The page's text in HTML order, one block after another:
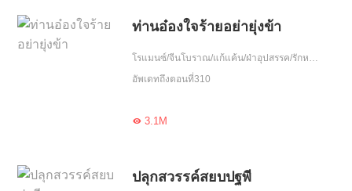
ท่านอ๋องใจร้ายอย่ายุ่งข้า
โรแมนซ์/จีนโบราณ/แก้แค้น/ฝ่าอุปสรรค/รักหวานฉ่ำ/ความรัก/เกิดใหม่
อัพเดทถึงตอนที่310
3.1M
ปลุกสวรรค์สยบปฐพี